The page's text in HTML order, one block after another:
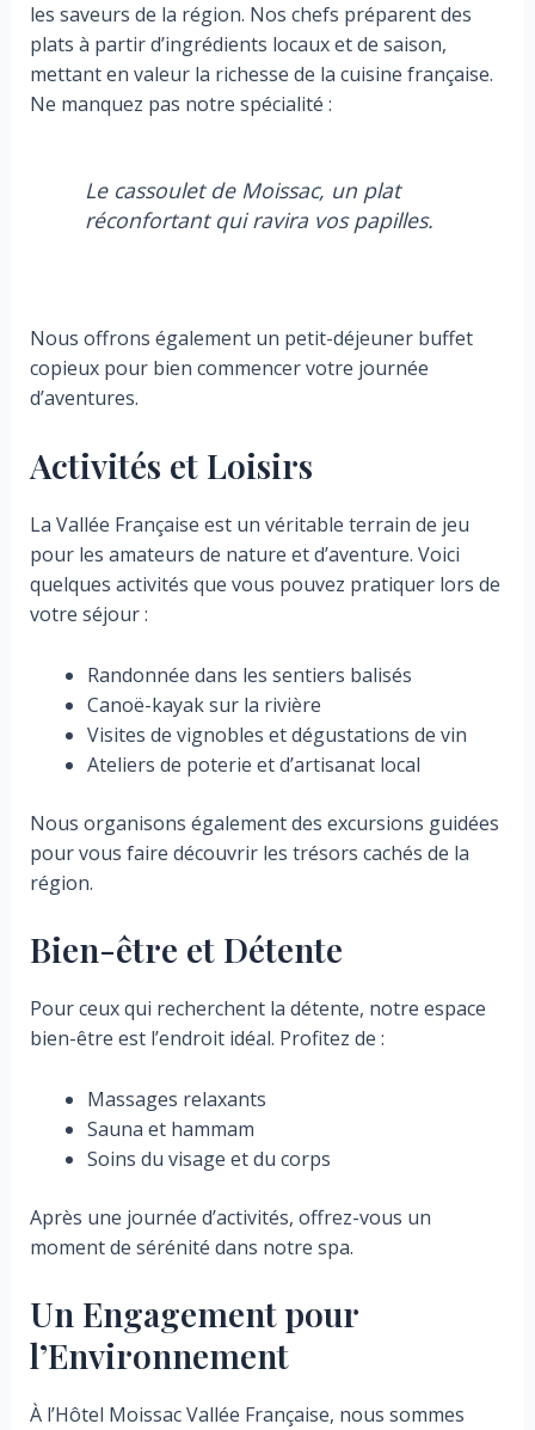
les saveurs de la région. Nos chefs préparent des
plats à partir d’ingrédients locaux et de saison,
mettant en valeur la richesse de la cuisine française.
Ne manquez pas notre spécialité :
Le cassoulet de Moissac, un plat
réconfortant qui ravira vos papilles.
Nous offrons également un petit-déjeuner buffet
copieux pour bien commencer votre journée
d’aventures.
Activités et Loisirs
La Vallée Française est un véritable terrain de jeu
pour les amateurs de nature et d’aventure. Voici
quelques activités que vous pouvez pratiquer lors de
votre séjour :
Randonnée dans les sentiers balisés
Canoë-kayak sur la rivière
Visites de vignobles et dégustations de vin
Ateliers de poterie et d’artisanat local
Nous organisons également des excursions guidées
pour vous faire découvrir les trésors cachés de la
région.
Bien-être et Détente
Pour ceux qui recherchent la détente, notre espace
bien-être est l’endroit idéal. Profitez de :
Massages relaxants
Sauna et hammam
Soins du visage et du corps
Après une journée d’activités, offrez-vous un
moment de sérénité dans notre spa.
Un Engagement pour
l’Environnement
À l’Hôtel Moissac Vallée Française, nous sommes